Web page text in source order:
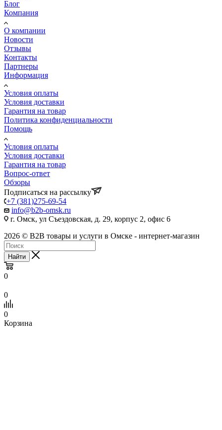
Блог
Компания
О компании
Новости
Отзывы
Контакты
Партнеры
Информация
Условия оплаты
Условия доставки
Гарантия на товар
Политика конфиденциальности
Помощь
Условия оплаты
Условия доставки
Гарантия на товар
Вопрос-ответ
Обзоры
Подписаться на рассылку
+7 (381)275-69-54
info@b2b-omsk.ru
г. Омск, ул Съездовская, д. 29, корпус 2, офис 6
2026 © B2B товары и услуги в Омске - интернет-магазин
Найти
0
0
0
Корзина